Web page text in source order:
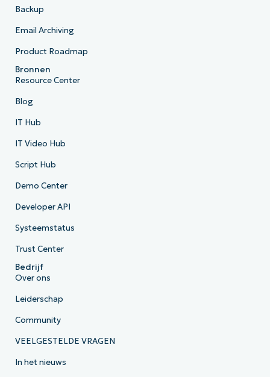
Backup
Email Archiving
Product Roadmap
Bronnen
Resource Center
Blog
IT Hub
IT Video Hub
Script Hub
Demo Center
Developer API
Systeemstatus
Trust Center
Bedrijf
Over ons
Leiderschap
Community
VEELGESTELDE VRAGEN
In het nieuws